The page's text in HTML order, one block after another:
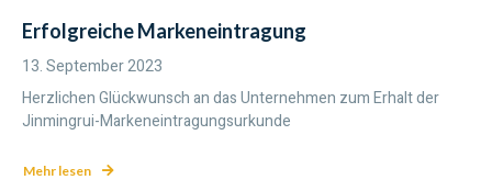
Erfolgreiche Markeneintragung
13. September 2023
Herzlichen Glückwunsch an das Unternehmen zum Erhalt der
Jinmingrui-Markeneintragungsurkunde
Mehr lesen